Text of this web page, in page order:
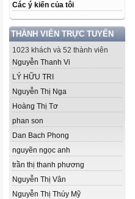
Các ý kiến của tôi
THÀNH VIÊN TRỰC TUYẾN
1023 khách và 52 thành viên
Nguyễn Thanh Vi
LÝ HỮU TRI
Nguyễn Thị Nga
Hoàng Thị Tơ
phan son
Dan Bach Phong
nguyẽn ngọc anh
trần thị thanh phương
Nguyễn Thị Vân
Nguyễn Thị Thúy Mỹ